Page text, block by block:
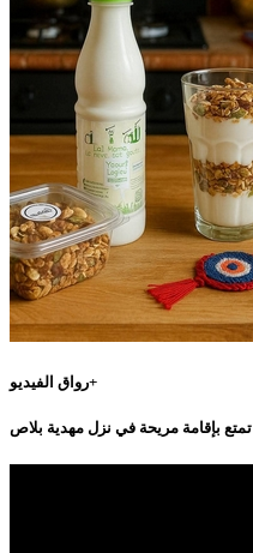
رواق الفيديو+
تمتع بإقامة مريحة في نزل مهدية بلاص